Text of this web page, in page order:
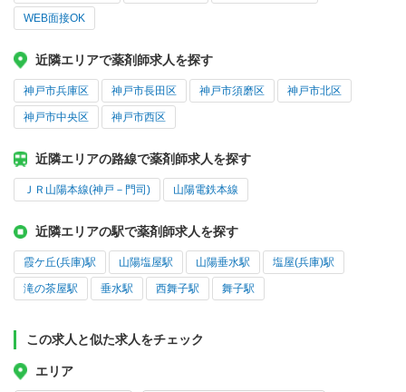
WEB面接OK
近隣エリアで薬剤師求人を探す
神戸市兵庫区 神戸市長田区 神戸市須磨区 神戸市北区
神戸市中央区 神戸市西区
近隣エリアの路線で薬剤師求人を探す
ＪＲ山陽本線(神戸－門司) 山陽電鉄本線
近隣エリアの駅で薬剤師求人を探す
霞ケ丘(兵庫)駅 山陽塩屋駅 山陽垂水駅 塩屋(兵庫)駅
滝の茶屋駅 垂水駅 西舞子駅 舞子駅
この求人と似た求人をチェック
エリア